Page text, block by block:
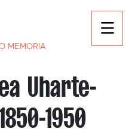
MEMORIA
Uharte-
1950